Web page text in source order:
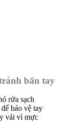
bẩn tay
rửa sạch
bảo vệ tay
vải vì mực